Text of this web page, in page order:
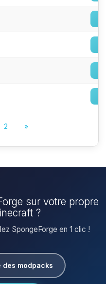
2 »
sur votre propre
?
SpongeForge en 1 clic !
des modpacks